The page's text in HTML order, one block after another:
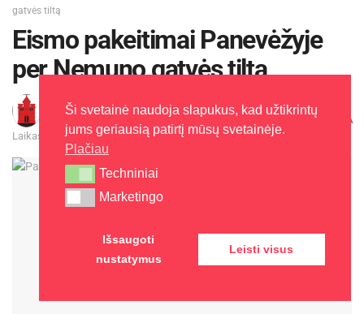
gatvės tiltą
Eismo pakeitimai Panevėžyje
per Nemuno gatvės tiltą
Panevėžio miesto savivaldybė 2025-10-09
Laikas: 1 min skaitymo
A
Ši svetainė naudoja slapukus, kad užtikrintų
jums geriausią patirtį mūsų svetainėje.
Plačiau
Techniniai
Techniniai
Marketingo
Marketingo
Išsaugoti
nustatymus
Leisti visus